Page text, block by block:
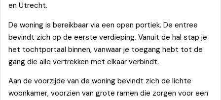
en Utrecht.
De woning is bereikbaar via een open portiek. De entree
bevindt zich op de eerste verdieping. Vanuit de hal stap je
het tochtportaal binnen, vanwaar je toegang hebt tot de
gang die alle vertrekken met elkaar verbindt.
Aan de voorzijde van de woning bevindt zich de lichte
woonkamer, voorzien van grote ramen die zorgen voor een